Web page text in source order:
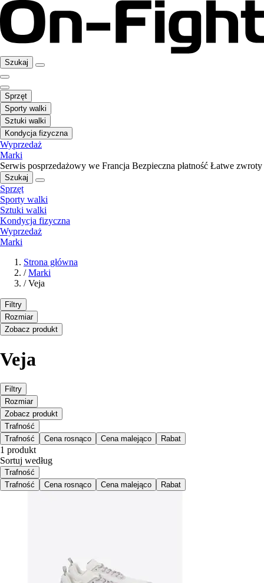
Szukaj
Sprzęt
Sporty walki
Sztuki walki
Kondycja fizyczna
Wyprzedaż
Marki
Serwis posprzedażowy we Francja Bezpieczna płatność Łatwe zwroty
Szukaj
Sprzęt
Sporty walki
Sztuki walki
Kondycja fizyczna
Wyprzedaż
Marki
Strona główna
/ Marki
/ Veja
Filtry
Rozmiar
Zobacz produkt
Veja
Filtry
Rozmiar
Zobacz produkt
Trafność
Trafność
Cena rosnąco Cena malejąco Rabat
1 produkt
Sortuj według
Trafność
Trafność
Cena rosnąco Cena malejąco Rabat